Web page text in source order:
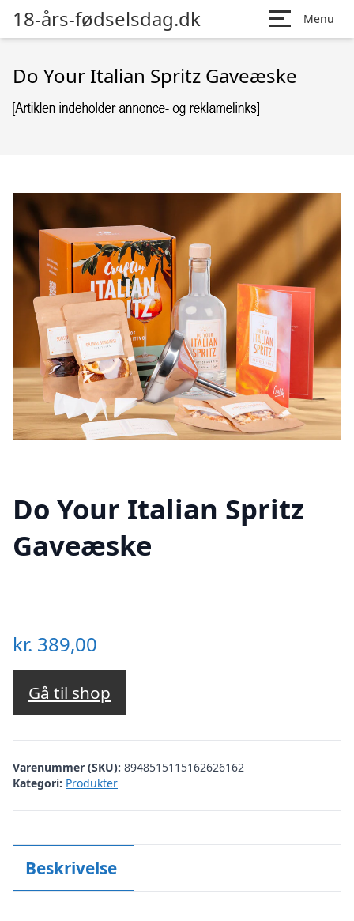
18-års-fødselsdag.dk Menu
Do Your Italian Spritz Gaveæske
Do Your Italian Spritz
Gaveæske
kr. 389,00
Gå til shop
Varenummer (SKU): 8948515115162626162
Kategori: Produkter
Beskrivelse